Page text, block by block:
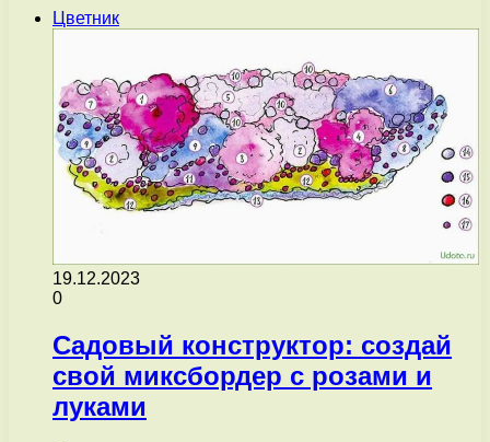
Цветник
19.12.2023
0
Садовый конструктор: создай
свой миксбордер с розами и
луками